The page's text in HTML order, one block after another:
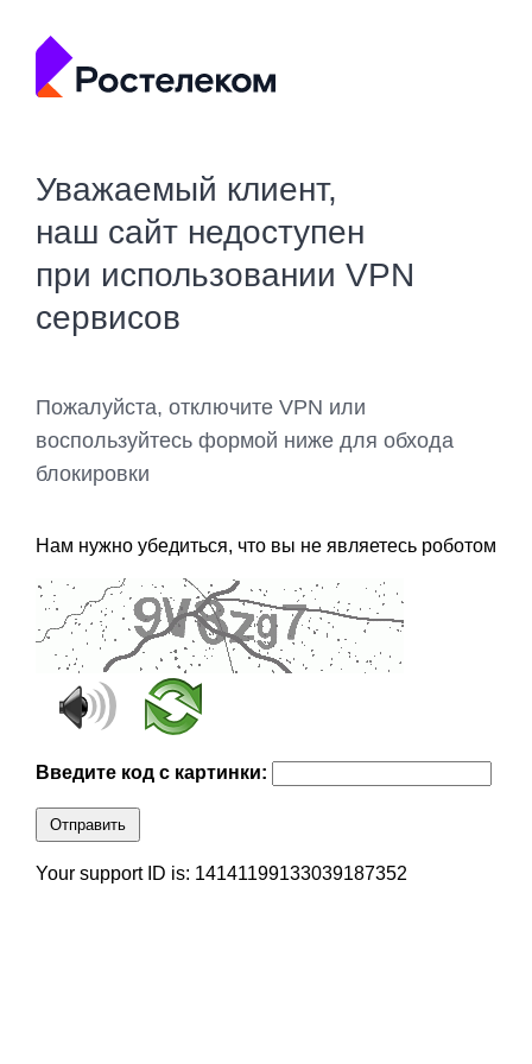
Уважаемый клиент,
наш сайт недоступен
при использовании VPN
сервисов
Пожалуйста, отключите VPN или
воспользуйтесь формой ниже для обхода
блокировки
Нам нужно убедиться, что вы не являетесь роботом
Введите код с картинки:
Отправить
Your support ID is: 14141199133039187352